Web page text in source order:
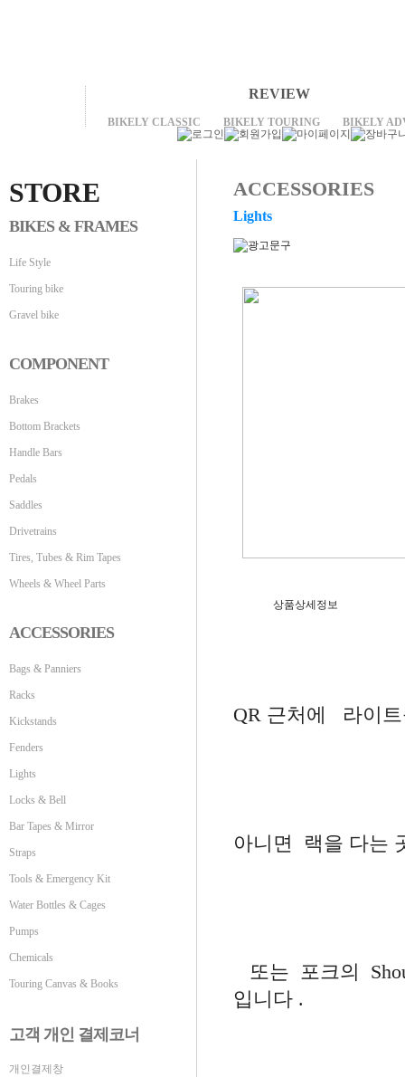
REVIEW
BIKELY CLASSIC BIKELY TOURING BIKELY
STORE
BIKES & FRAMES
Life Style
Touring bike
Gravel bike
COMPONENT
Brakes
Bottom Brackets
Handle Bars
Pedals
Saddles
Drivetrains
Tires, Tubes & Rim Tapes
Wheels & Wheel Parts
ACCESSORIES
Bags & Panniers
Racks
Kickstands
Fenders
Lights
Locks & Bell
Bar Tapes & Mirror
Straps
Tools & Emergency Kit
Water Bottles & Cages
Pumps
Chemicals
Touring Canvas & Books
고객 개인 결제코너
개인결제창
ACCESSORIES
Lights
상품상세정보
QR 근처에 라이
아니면 랙을 다는
또는 포크의
입니다 .